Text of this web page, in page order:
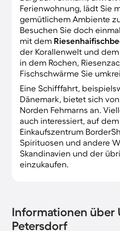
Ferienwohnung, lädt Sie
gemütlichem Ambiente
Besuchen Sie doch
mit dem
der Korallenwelt und
in dem Rochen,
Fischschwärme Sie
Eine Schifffahrt,
Dänemark, bietet sich
Norden Fehmarns an.
auch interessiert, auf
Einkaufszentrum
Spirituosen und andere
Skandinavien und der
einzukaufen.
Informationen über
Petersdorf